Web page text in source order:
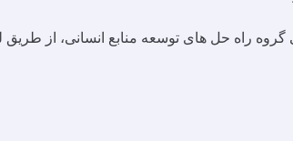
راه حل های توسعه منابع انسانی، از طریق